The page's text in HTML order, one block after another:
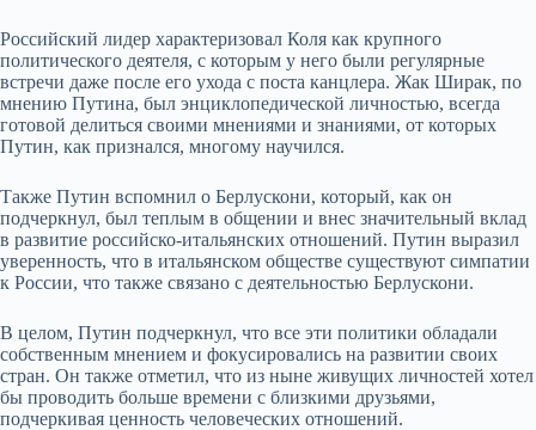
Российский лидер характеризовал Коля как крупного
политического деятеля, с которым у него были регулярные
встречи даже после его ухода с поста канцлера. Жак Ширак, по
мнению Путина, был энциклопедической личностью, всегда
готовой делиться своими мнениями и знаниями, от которых
Путин, как признался, многому научился.
Также Путин вспомнил о Берлускони, который, как он
подчеркнул, был теплым в общении и внес значительный вклад
в развитие российско-итальянских отношений. Путин выразил
уверенность, что в итальянском обществе существуют симпатии
к России, что также связано с деятельностью Берлускони.
В целом, Путин подчеркнул, что все эти политики обладали
собственным мнением и фокусировались на развитии своих
стран. Он также отметил, что из ныне живущих личностей хотел
бы проводить больше времени с близкими друзьями,
подчеркивая ценность человеческих отношений.